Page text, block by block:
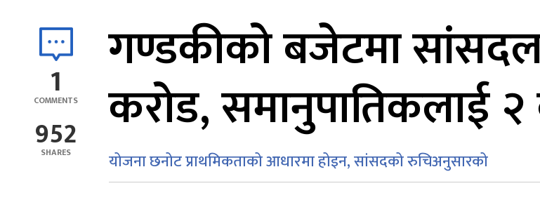
1
COMMENTS
952
SHARES
गण्डकीको बजेटमा
करोड, समानुपातिकलाई
योजना छनोट प्राथमिकताको आधारमा होइन, सांसदको रुचिअनुसारको